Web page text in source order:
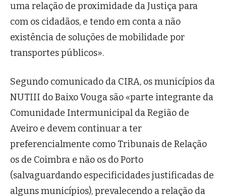
uma relação de proximidade da Justiça para
com os cidadãos, e tendo em conta a não
existência de soluções de mobilidade por
transportes públicos».
Segundo comunicado da CIRA, os municípios da
NUTIII do Baixo Vouga são «parte integrante da
Comunidade Intermunicipal da Região de
Aveiro e devem continuar a ter
preferencialmente como Tribunais de Relação
os de Coimbra e não os do Porto
(salvaguardando especificidades justificadas de
alguns municípios), prevalecendo a relação da